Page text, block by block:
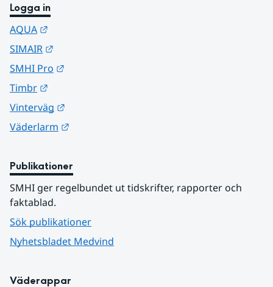
Logga in
AQUA
SIMAIR
SMHI Pro
Timbr
Vinterväg
Väderlarm
Publikationer
SMHI ger regelbundet ut tidskrifter, rapporter och
faktablad.
Sök publikationer
Nyhetsbladet Medvind
Väderappar